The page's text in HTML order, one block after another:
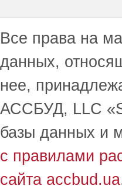
Все права на
данных,
нее,
АССБУД, LLC
базы данных и
с правилами
сайта accbud.ua